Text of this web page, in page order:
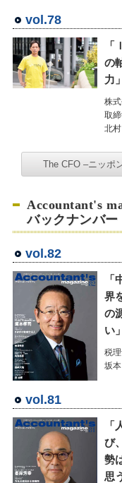
vol.78
の
力」
株
取
北
The CFO –ニッポ
Accountant's
バックナンバー
vol.82
界
の
い」
税
坂本
vol.81
び
勢
思